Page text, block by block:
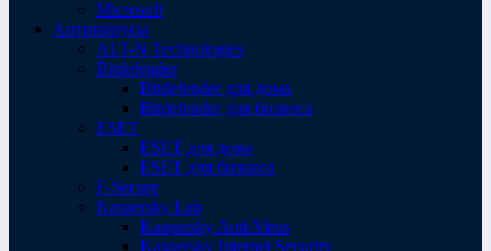
Microsoft
Антивирусы
ALT-N Technologies
Bitdefender
Bitdefender для дома
Bitdefender для бизнеса
ESET
ESET для дома
ESET для бизнеса
F-Secure
Kaspersky Lab
Kaspersky Anti-Virus
Kaspersky Internet Security